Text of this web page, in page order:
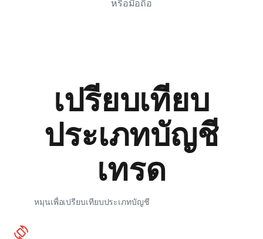
หรือมือถือ
เปรียบเทียบ
ประเภทบัญชี
เทรด
หมุนเพื่อเปรียบเทียบประเภทบัญชี